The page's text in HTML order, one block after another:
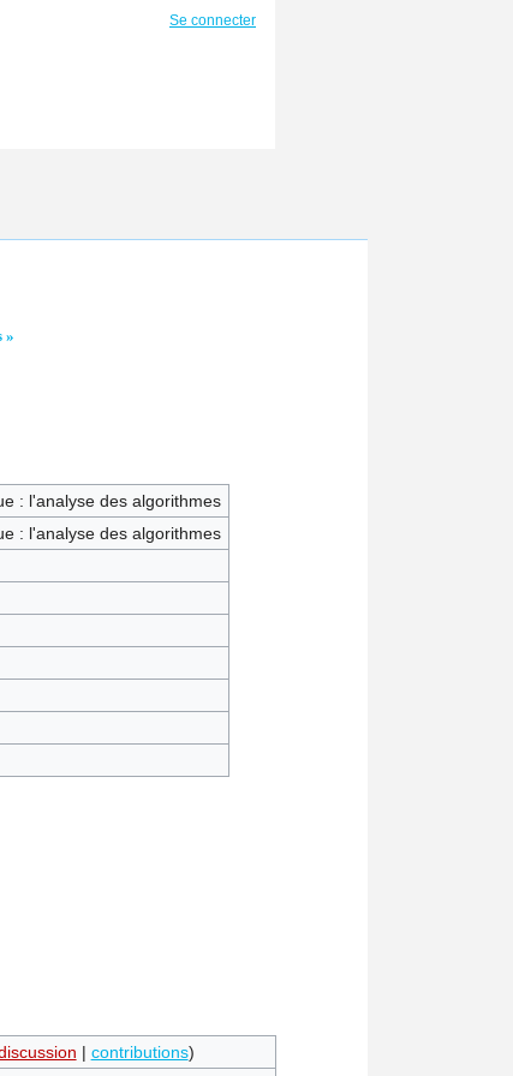
»
: l'analyse des algorithmes
: l'analyse des algorithmes
| contributions)
Se connecter